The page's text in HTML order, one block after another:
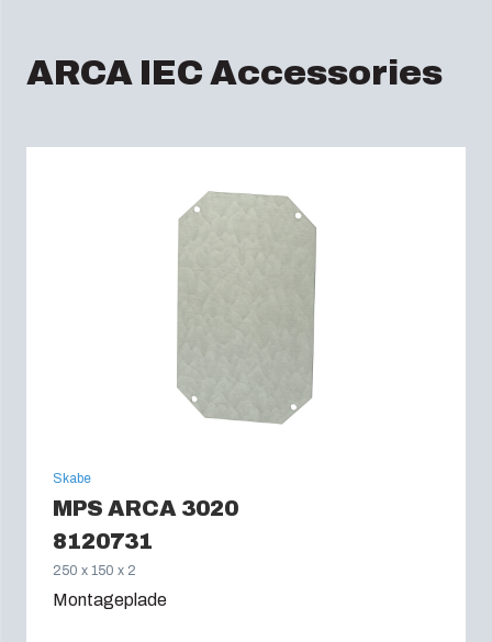
ARCA IEC Accessories
Skabe
MPS ARCA 3020
8120731
250 x 150 x 2
Montageplade